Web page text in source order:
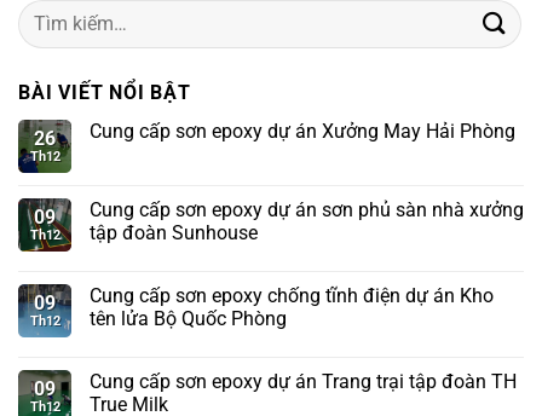
Tìm
kiếm:
BÀI VIẾT NỔI BẬT
26
Th12
Cung cấp sơn epoxy dự án Xưởng May Hải Phòng
09
Th12
Cung cấp sơn epoxy dự án sơn phủ sàn nhà xưởng
tập đoàn Sunhouse
09
Th12
Cung cấp sơn epoxy chống tĩnh điện dự án Kho
tên lửa Bộ Quốc Phòng
09
Th12
Cung cấp sơn epoxy dự án Trang trại tập đoàn TH
True Milk